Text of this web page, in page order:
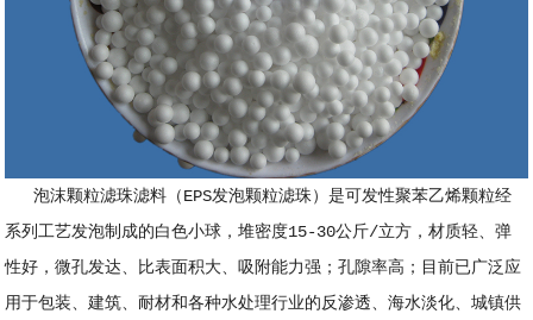
泡沫颗粒滤珠滤料（EPS发泡颗粒滤珠）是可发性聚苯乙烯颗粒经
系列工艺发泡制成的白色小球，堆密度15-30公斤/立方，材质轻、弹
性好，微孔发达、比表面积大、吸附能力强；孔隙率高；目前已广泛应
用于包装、建筑、耐材和各种水处理行业的反渗透、海水淡化、城镇供